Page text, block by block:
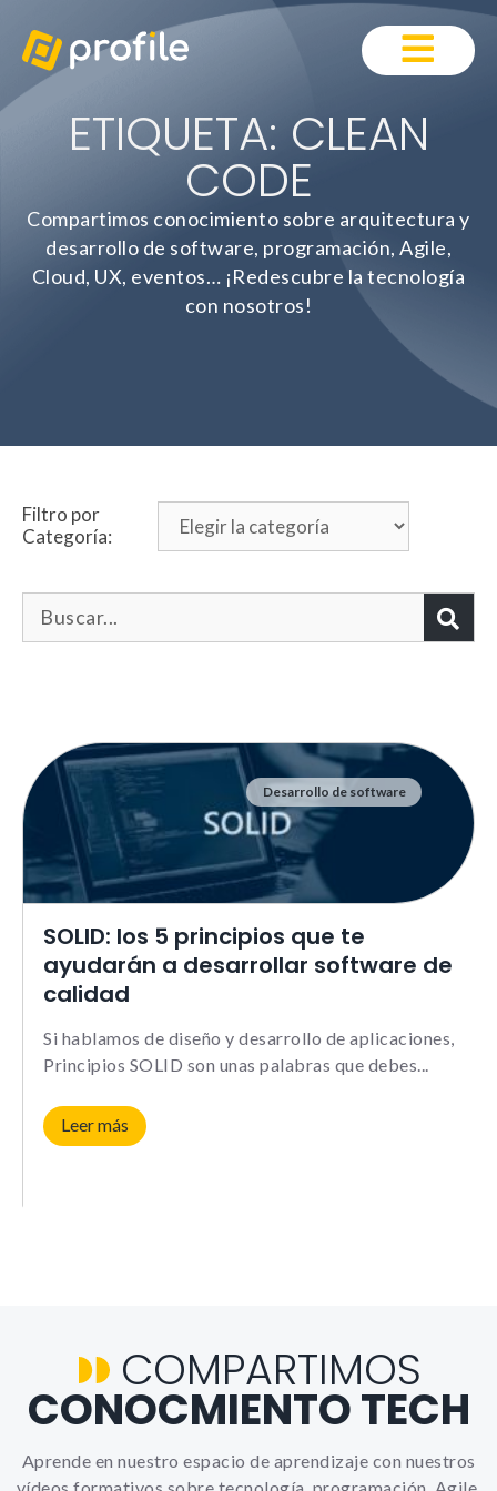
ETIQUETA: CLEAN
CODE
Compartimos conocimiento sobre arquitectura y
desarrollo de software, programación, Agile,
Cloud, UX, eventos… ¡Redescubre la tecnología
con nosotros!
Filtro por
Categoría:
Desarrollo de software
SOLID: los 5 principios que te
ayudarán a desarrollar software de
calidad
Si hablamos de diseño y desarrollo de aplicaciones,
Principios SOLID son unas palabras que debes
Leer más
COMPARTIMOS
CONOCMIENTO TECH
Aprende en nuestro espacio de aprendizaje con nuestros
Necesarias
Estas cookies no son
necesarias para que
correctamente.
_ga |
sobre estas cookies, sin
posible que determinadas
_ga | _gid |
_gat_ |
_hjSession |
_hjSessionUser